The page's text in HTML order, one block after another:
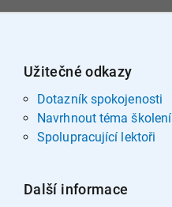
Užitečné odkazy
Dotazník spokojenosti
Navrhnout téma školení
Spolupracující lektoři
Další informace